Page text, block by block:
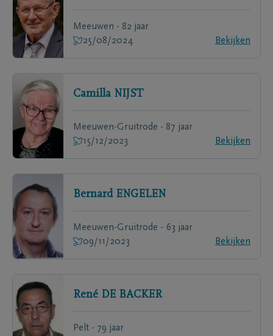
Meeuwen - 82 jaar
25/08/2024
Bekijken
Camilla NIJST
Meeuwen-Gruitrode - 87 jaar
15/12/2023
Bekijken
Bernard ENGELEN
Meeuwen-Gruitrode - 63 jaar
09/11/2023
Bekijken
René DE BACKER
Pelt - 79 jaar